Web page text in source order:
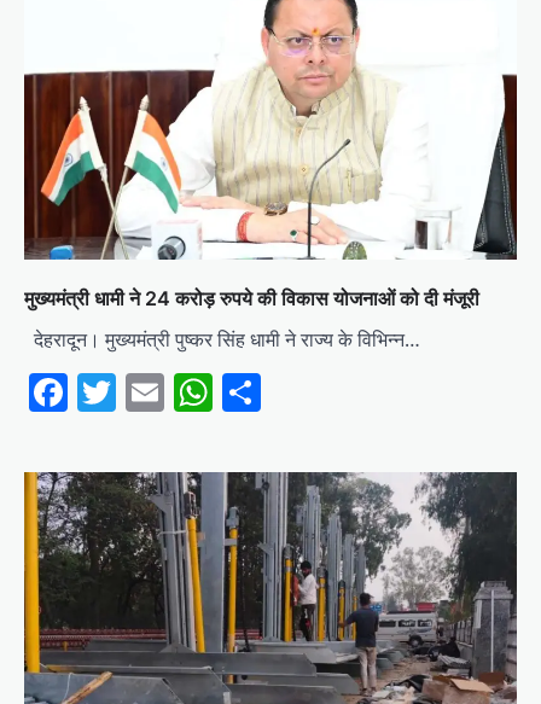
मुख्यमंत्री धामी ने 24 करोड़ रुपये की विकास योजनाओं को दी मंजूरी
देहरादून। मुख्यमंत्री पुष्कर सिंह धामी ने राज्य के विभिन्न…
Facebook
Twitter
EmailWhatsApp